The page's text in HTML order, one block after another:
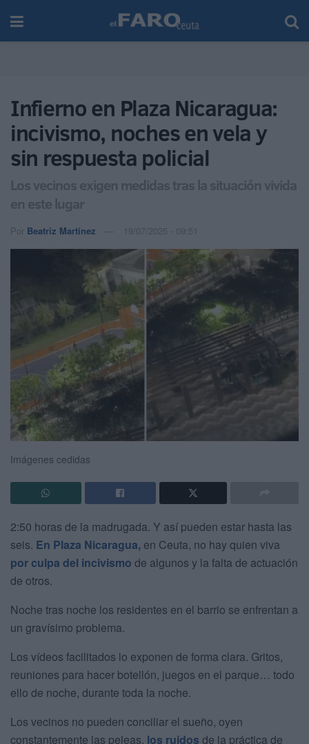
Infierno en Plaza Nicaragua:
incivismo, noches en vela y
sin respuesta policial
Los vecinos exigen medidas tras la situación vivida
en este lugar
Por Beatriz Martínez 19/07/2025 - 09:51
Imágenes cedidas
2:50 horas de la madrugada. Y así pueden estar hasta las
seis. En Plaza Nicaragua, en Ceuta, no hay quien viva
por culpa del incivismo de algunos y la falta de actuación
de otros.
Noche tras noche los residentes en el barrio se enfrentan a
un gravísimo problema.
Los vídeos facilitados lo exponen de forma clara. Gritos,
reuniones para hacer botellón, juegos en el parque… todo
ello de noche, durante toda la noche.
Los vecinos no pueden conciliar el sueño, oyen
constantemente las peleas, los ruidos de la práctica de